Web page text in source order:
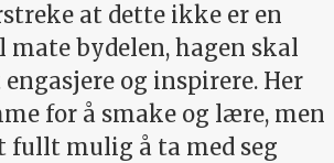
at dette ikke er en
mate bydelen, hagen skal
og inspirere. Her
for å smake og lære, men
fullt mulig å ta med seg